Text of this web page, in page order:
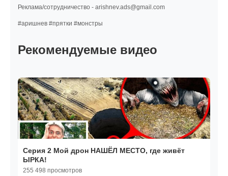
Реклама/сотрудничество - arishnev.ads@gmail.com
#аришнев #прятки #монстры
Рекомендуемые видео
Серия 2 Мой дрон НАШЁЛ МЕСТО, где живёт
ЫРКА!
255 498 просмотров